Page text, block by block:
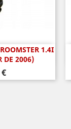
1.4I
DE 2006)